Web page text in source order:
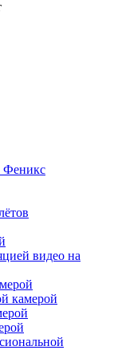
Феникс
видео на
камерой